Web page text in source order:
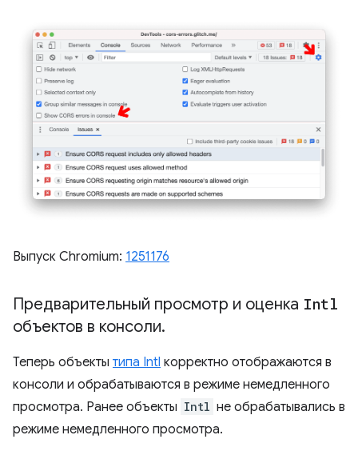
Выпуск Chromium: 1251176
Предварительный просмотр и оценка Intl
объектов в консоли.
Теперь объекты типа Intl корректно отображаются в
консоли и обрабатываются в режиме немедленного
просмотра. Ранее объекты Intl не обрабатывались в
режиме немедленного просмотра.